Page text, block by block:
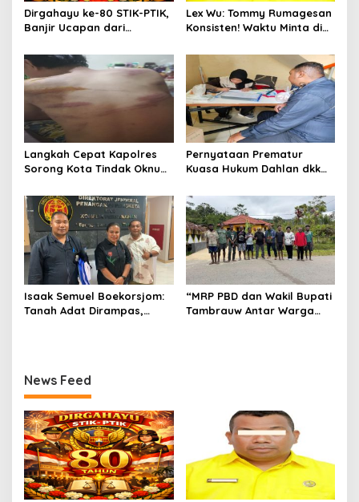
Dirgahayu ke-80 STIK-PTIK,
Banjir Ucapan dari
Kapolda.
Lex Wu: Tommy Rumagesan
Konsisten! Waktu Minta di
Kuning, Waktu MenCoblos
Juga pakai Kaos Kuning.
Langkah Cepat Kapolres
Sorong Kota Tindak Oknum
Kekerasan Brutal Terhadap
Anak
Pernyataan Prematur
Kuasa Hukum Dahlan dkk
Putusan PK Isaak
Boekorsjom Belum
Dipublikasikan
Isaak Semuel Boekorsjom:
Tanah Adat Dirampas,
“MRP PBD dan Wakil Bupati
Tambrauw Antar Warga
News Feed